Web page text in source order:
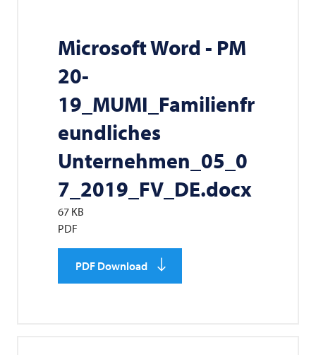
Microsoft Word - PM
20-
19_MUMI_Familienfr
eundliches
Unternehmen_05_0
7_2019_FV_DE.docx
67 KB
PDF
PDF Download